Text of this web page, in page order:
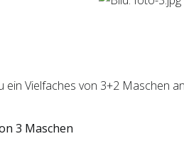
ein Vielfaches von 3+2 Maschen
3 Maschen